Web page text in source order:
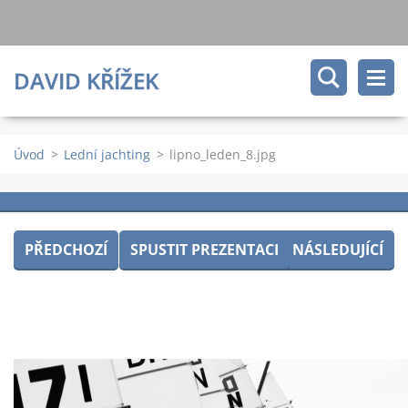
DAVID KŘÍŽEK
Úvod > Lední jachting > lipno_leden_8.jpg
PŘEDCHOZÍ SPUSTIT PREZENTACI NÁSLEDUJÍCÍ